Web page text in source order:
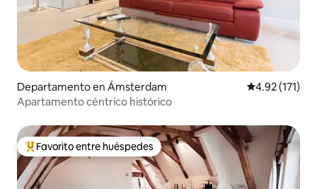
Departamento en Ámsterdam Calificación
4.92 (171)
Apartamento céntrico histórico
De los mejores en Favorito entre huéspedes
Favorito entre huéspedes